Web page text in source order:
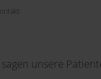
sagen unsere